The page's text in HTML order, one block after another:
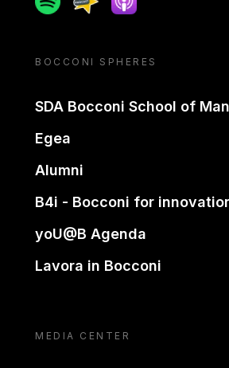
BOCCONI SPHERES
SDA Bocconi School of
Egea
Alumni
B4i - Bocconi for
yoU@B Agenda
Lavora in Bocconi
MEDIA CENTER